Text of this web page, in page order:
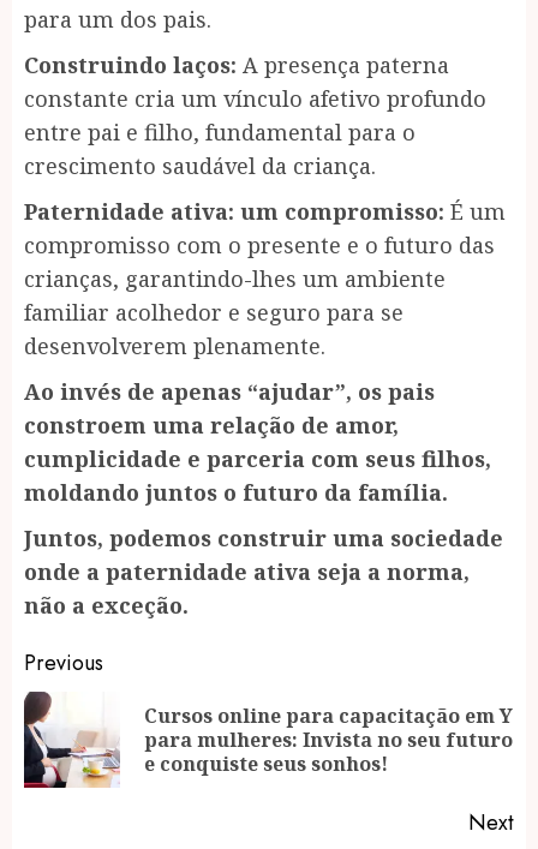
para um dos pais.
Construindo laços: A presença paterna
constante cria um vínculo afetivo profundo
entre pai e filho, fundamental para o
crescimento saudável da criança.
Paternidade ativa: um compromisso: É um
compromisso com o presente e o futuro das
crianças, garantindo-lhes um ambiente
familiar acolhedor e seguro para se
desenvolverem plenamente.
Ao invés de apenas “ajudar”, os pais
constroem uma relação de amor,
cumplicidade e parceria com seus filhos,
moldando juntos o futuro da família.
Juntos, podemos construir uma sociedade
onde a paternidade ativa seja a norma,
não a exceção.
Post
navigation
Previous
Cursos online para capacitação em Y
para mulheres: Invista no seu futuro
e conquiste seus sonhos!
Next